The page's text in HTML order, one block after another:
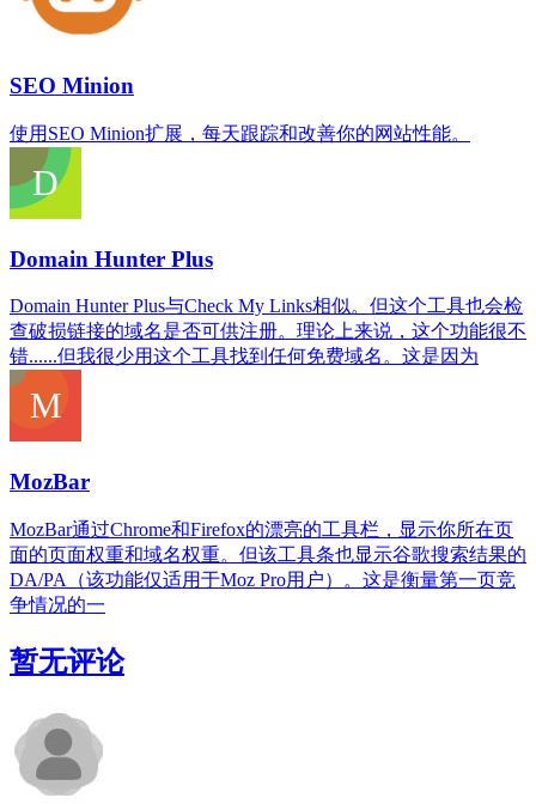
SEO Minion
使用SEO Minion扩展，每天跟踪和改善你的网站性能。
Domain Hunter Plus
Domain Hunter Plus与Check My Links相似。但这个工具也会检
查破损链接的域名是否可供注册。理论上来说，这个功能很不
错......但我很少用这个工具找到任何免费域名。这是因为
MozBar
MozBar通过Chrome和Firefox的漂亮的工具栏，显示你所在页
面的页面权重和域名权重。但该工具条也显示谷歌搜索结果的
DA/PA（该功能仅适用于Moz Pro用户）。这是衡量第一页竞
争情况的一
暂无评论